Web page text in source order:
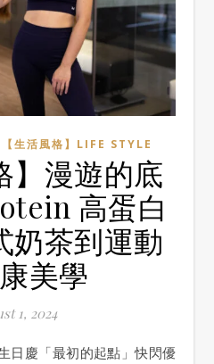
【生活風格】LIFE STYLE
】漫遊的底
高蛋白
奶茶到運動
美學
1, 2024